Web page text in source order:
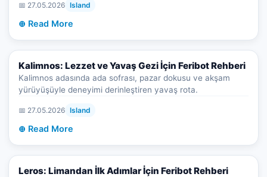
📅 27.05.2026 Island
⊕ Read More
Kalimnos: Lezzet ve Yavaş Gezi İçin Feribot Rehberi
Kalimnos adasında ada sofrası, pazar dokusu ve akşam
yürüyüşüyle deneyimi derinleştiren yavaş rota.
📅 27.05.2026 Island
⊕ Read More
Leros: Limandan İlk Adımlar İçin Feribot Rehberi